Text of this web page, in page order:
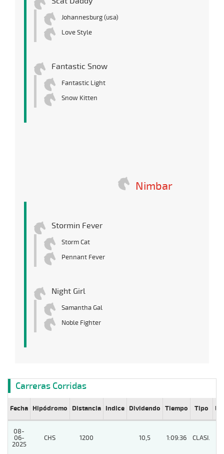
Johannesburg (usa)
Love Style
Fantastic Snow
Fantastic Light
Snow Kitten
Nimbar
Stormin Fever
Storm Cat
Pennant Fever
Night Girl
Samantha Gal
Noble Fighter
Carreras Corridas
Fecha Hipódromo Distancia Indice Dividendo Tiempo Tipo Lº
08-
06-
2025
CHS 1200 10,5 1:09:36 CLASI.